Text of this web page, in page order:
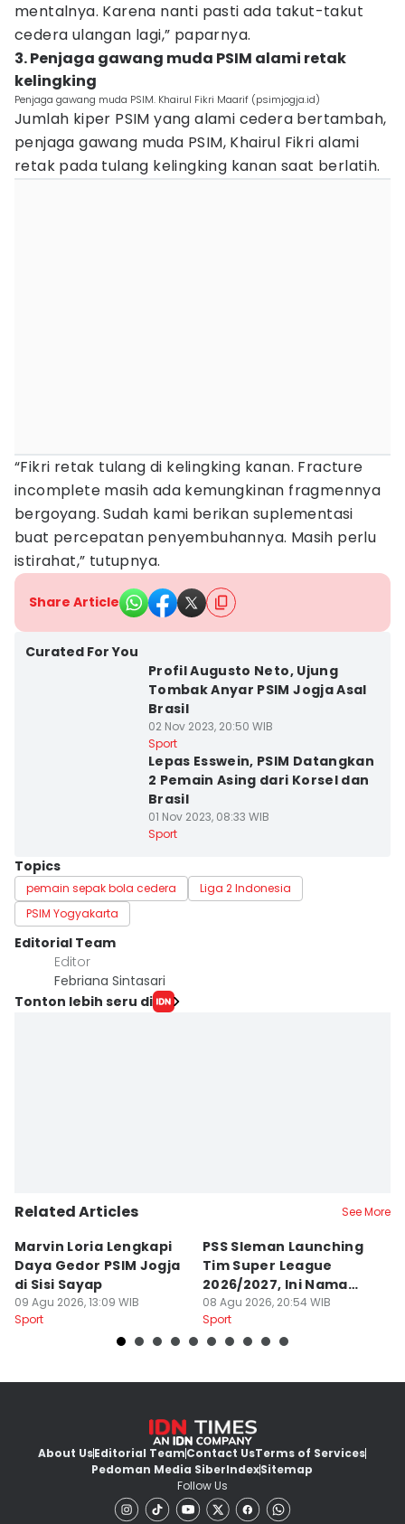
mentalnya. Karena nanti pasti ada takut-takut
cedera ulangan lagi,” paparnya.
3. Penjaga gawang muda PSIM alami retak
kelingking
Penjaga gawang muda PSIM. Khairul Fikri Maarif (psimjogja.id)
Jumlah kiper PSIM yang alami cedera bertambah,
penjaga gawang muda PSIM, Khairul Fikri alami
retak pada tulang kelingking kanan saat berlatih.
“Fikri retak tulang di kelingking kanan. Fracture
incomplete masih ada kemungkinan fragmennya
bergoyang. Sudah kami berikan suplementasi
buat percepatan penyembuhannya. Masih perlu
istirahat,” tutupnya.
Share Article
Curated For You
Profil Augusto Neto, Ujung
Tombak Anyar PSIM Jogja Asal
Brasil
02 Nov 2023, 20:50 WIB
Sport
Lepas Esswein, PSIM Datangkan
2 Pemain Asing dari Korsel dan
Brasil
01 Nov 2023, 08:33 WIB
Sport
Topics
pemain sepak bola cedera
Liga 2 Indonesia
PSIM Yogyakarta
Editorial Team
Editor
Febriana Sintasari
Tonton lebih seru di
Related Articles See More
Marvin Loria Lengkapi
Daya Gedor PSIM Jogja
di Sisi Sayap
09 Agu 2026, 13:09 WIB
Sport
PSS Sleman Launching
Tim Super League
2026/2027, Ini Nama
Para Pemain
08 Agu 2026, 20:54 WIB
Sport
About UsEditorial TeamContact UsTerms of Services
Pedoman Media SiberIndexSitemap
Follow Us